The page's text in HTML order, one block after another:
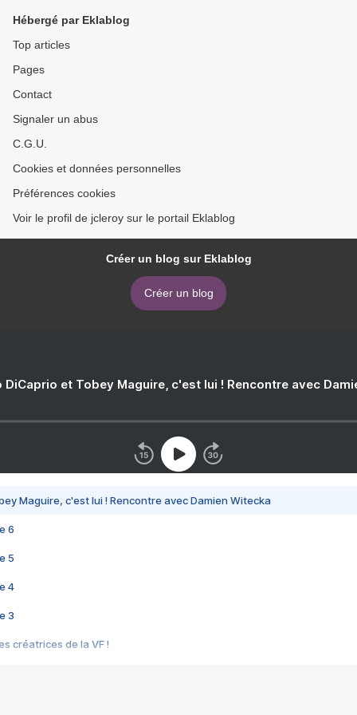
Hébergé par Eklablog
Top articles
Pages
Contact
Signaler un abus
C.G.U.
Cookies et données personnelles
Préférences cookies
Voir le profil de jcleroy sur le portail Eklablog
Créer un blog sur Eklablog
Créer un blog
DiCaprio et Tobey Maguire, c'est lui ! Rencontre avec
Maguire, c'est lui ! Rencontre avec Damien Witecka
6
5
4
3
créatrices de la VF !